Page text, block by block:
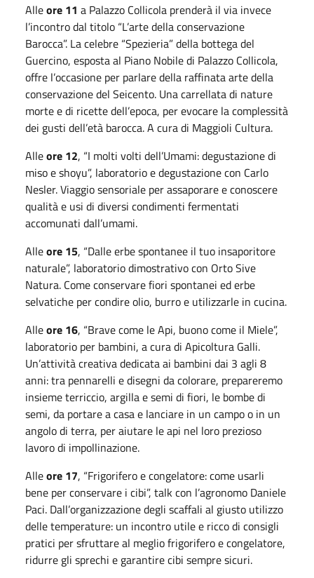
Alleore 11 a Palazzo Collicola prenderà il via invece
l’incontro dal titolo “L’arte della conservazione
Barocca”. La celebre “Spezieria” della bottega del
Guercino, esposta al Piano Nobile di Palazzo Collicola,
offre l’occasione per parlare della raffinata arte della
conservazione del Seicento. Una carrellata di nature
morte e di ricette dell’epoca, per evocare la complessità
dei gusti dell’età barocca. A cura di Maggioli Cultura.
Alleore 12, “I molti volti dell’Umami: degustazione di
miso e shoyu”, laboratorio e degustazione con Carlo
Nesler. Viaggio sensoriale per assaporare e conoscere
qualità e usi di diversi condimenti fermentati
accomunati dall’umami.
Alleore 15, “Dalle erbe spontanee il tuo insaporitore
naturale”, laboratorio dimostrativo con Orto Sive
Natura. Come conservare fiori spontanei ed erbe
selvatiche per condire olio, burro e utilizzarle in cucina.
Alleore 16, “Brave come le Api, buono come il Miele”,
laboratorio per bambini, a cura di Apicoltura Galli.
Un’attività creativa dedicata ai bambini dai 3 agli 8
anni: tra pennarelli e disegni da colorare, prepareremo
insieme terriccio, argilla e semi di fiori, le bombe di
semi, da portare a casa e lanciare in un campo o in un
angolo di terra, per aiutare le api nel loro prezioso
lavoro di impollinazione.
Alleore 17, “Frigorifero e congelatore: come usarli
bene per conservare i cibi”, talk con l’agronomo Daniele
Paci. Dall’organizzazione degli scaffali al giusto utilizzo
delle temperature: un incontro utile e ricco di consigli
pratici per sfruttare al meglio frigorifero e congelatore,
ridurre gli sprechi e garantire cibi sempre sicuri.